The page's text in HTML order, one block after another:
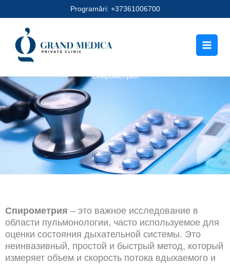
к
содержимому
Programări: +37361006700
Спирометрия
Спирометрия – это важное исследование в
области пульмонологии, часто используемое для
оценки состояния дыхательной системы. Это
неинвазивный, простой и быстрый метод, который
измеряет объем и скорость потока вдыхаемого и